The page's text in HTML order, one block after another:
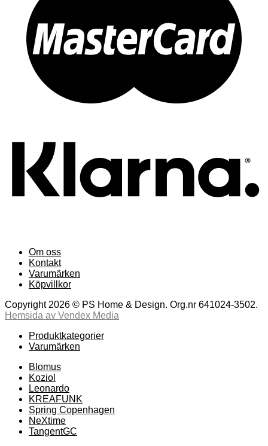
Om oss
Kontakt
Varumärken
Köpvillkor
Copyright 2026 © PS Home & Design. Org.nr 641024-3502.
Hemsida av Vendex Media
Produktkategorier
Varumärken
Blomus
Koziol
Leonardo
KREAFUNK
Spring Copenhagen
NeXtime
TangentGC